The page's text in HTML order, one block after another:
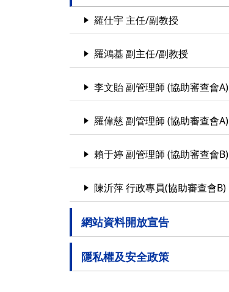
羅仕宇 主任/副教授
羅鴻基 副主任/副教授
李文貽 副管理師 (協助審查會A)
羅偉慈 副管理師 (協助審查會A)
賴于婷 副管理師 (協助審查會B)
陳沂萍 行政專員(協助審查會B)
網站資料開放宣告
隱私權及安全政策